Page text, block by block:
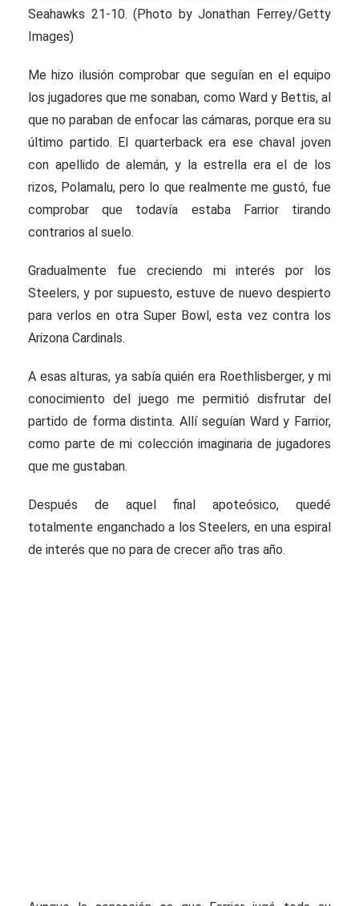
Seahawks 21-10. (Photo by Jonathan Ferrey/Getty
Images)
Me hizo ilusión comprobar que seguían en el equipo
los jugadores que me sonaban, como Ward y Bettis, al
que no paraban de enfocar las cámaras, porque era su
último partido. El quarterback era ese chaval joven
con apellido de alemán, y la estrella era el de los
rizos, Polamalu, pero lo que realmente me gustó, fue
comprobar que todavía estaba Farrior tirando
contrarios al suelo.
Gradualmente fue creciendo mi interés por los
Steelers, y por supuesto, estuve de nuevo despierto
para verlos en otra Super Bowl, esta vez contra los
Arizona Cardinals.
A esas alturas, ya sabía quién era Roethlisberger, y mi
conocimiento del juego me permitió disfrutar del
partido de forma distinta. Allí seguían Ward y Farrior,
como parte de mi colección imaginaria de jugadores
que me gustaban.
Después de aquel final apoteósico, quedé
totalmente enganchado a los Steelers, en una espiral
de interés que no para de crecer año tras año.